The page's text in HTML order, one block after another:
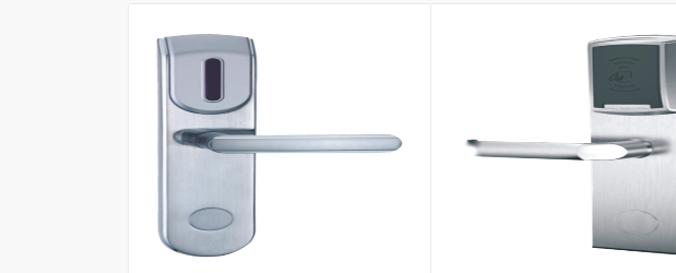
Mua hàng Mua hàng